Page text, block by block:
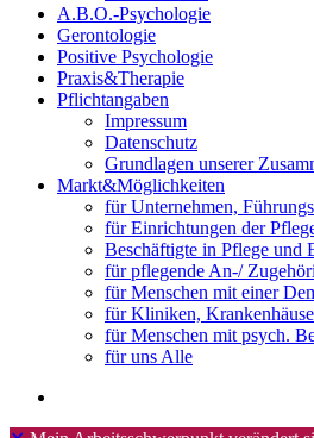
A.B.O.-Psychologie
Gerontologie
Positive Psychologie
Praxis&Therapie
Pflichtangaben
Impressum
Datenschutz
Grundlagen unserer
Markt&Möglichkeiten
für Unternehmen,
für Einrichtungen der
Beschäftigte in Pflege und
für pflegende An-/
für Menschen mit einer
für Kliniken,
für Menschen mit psych.
für uns Alle